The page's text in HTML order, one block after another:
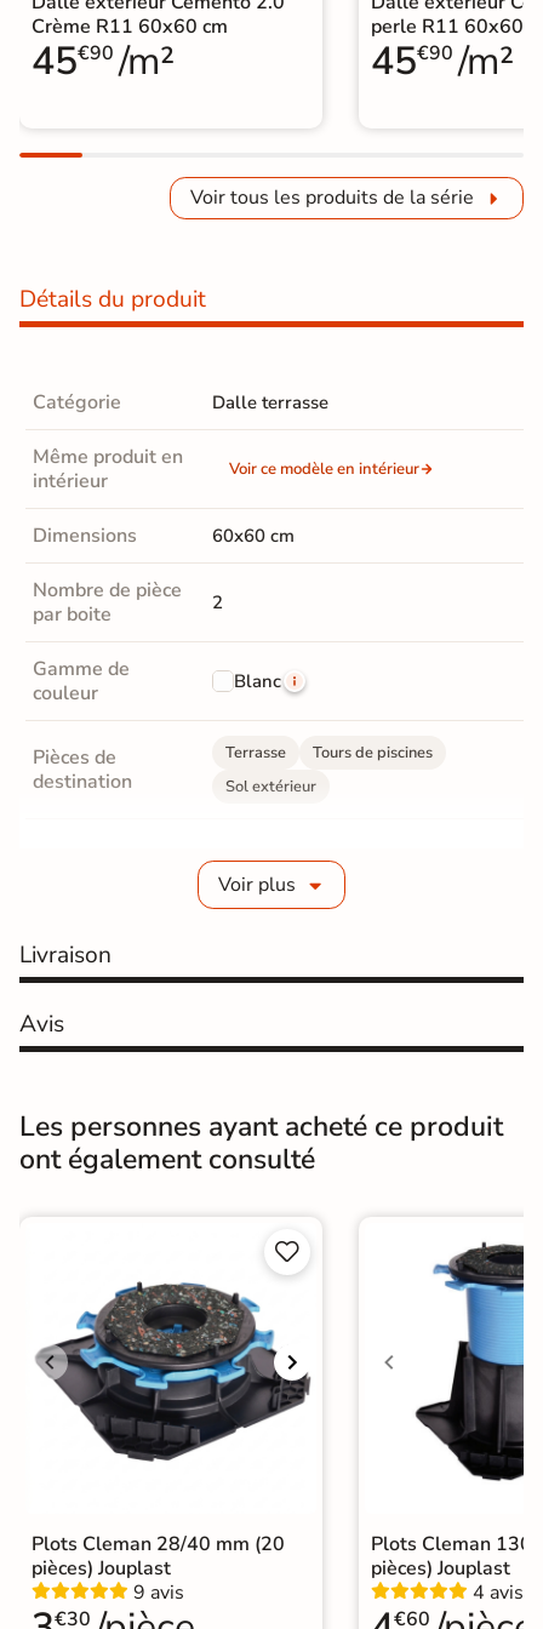
Crème R11 60x60 cm
45€90 /m²
perle R11 60x60
45€90 /m²
Voir tous les produits de la série
Détails du produit
Catégorie Dalle terrasse
Même produit en
intérieur
Voir ce modèle en intérieur
Dimensions 60x60 cm
Nombre de pièce
par boite
2
Gamme de
couleur
Blanc
Pièces de
destination
Terrasse
Tours de piscines
Sol extérieur
Grès cérame émaillé
Grès cérame épaisseur 2 cm
Epaisseur
Coefficient
antidérapant
l'usure
GR5 - Ultra-résistant
Masse colorée
Mate
Surface Antidérapante et structurée
Nombres de
tampons
18
Variation de la
couleur
V2
Conditionnement
Voir plus
Livraison
Avis
Les personnes ayant acheté ce produit
ont également consulté


Plots Cleman 28/40 mm (20
pièces) Jouplast
9 avis
€30
Plots Cleman
pièces) Jouplast
4 avis
€60